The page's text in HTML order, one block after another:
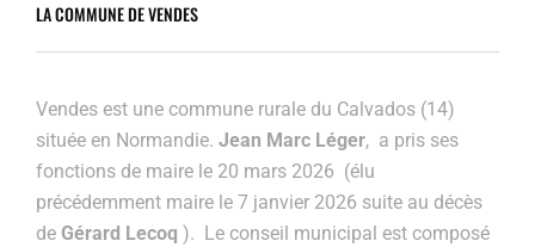
LA COMMUNE DE VENDES
Vendes est une commune rurale du Calvados (14)
située en Normandie. Jean Marc Léger, a pris ses
fonctions de maire le 20 mars 2026 (élu
précédemment maire le 7 janvier 2026 suite au décès
de Gérard Lecoq ). Le conseil municipal est composé